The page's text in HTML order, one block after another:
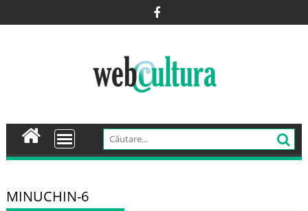
to
MINUCHIN-6